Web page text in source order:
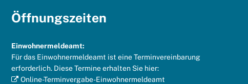
Öffnungszeiten
Einwohnermeldeamt:
Für das Einwohnermeldeamt ist eine Terminvereinbarung
erforderlich. Diese Termine erhalten Sie hier:
Online-Terminvergabe-Einwohnermeldeamt